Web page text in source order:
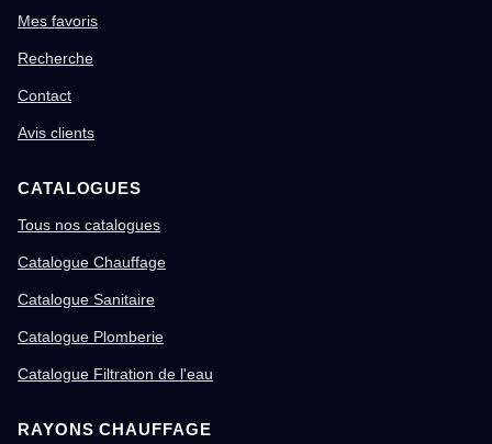
Mes favoris
Recherche
Contact
Avis clients
CATALOGUES
Tous nos catalogues
Catalogue Chauffage
Catalogue Sanitaire
Catalogue Plomberie
Catalogue Filtration de l'eau
RAYONS CHAUFFAGE